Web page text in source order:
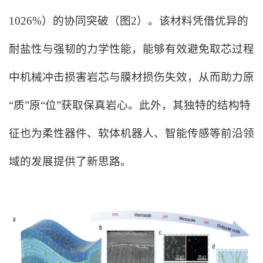
1026%）的协同突破（图2）。 该材料凭借优异的
耐盐性与强韧的力学性能，能够有效避免取芯过程
中机械冲击损害岩芯与膜材损伤失效，从而助力原
“质”原“位”获取保真岩心。 此外，其独特的结构特
征也为柔性器件、软体机器人、智能传感等前沿领
域的发展提供了新思路。